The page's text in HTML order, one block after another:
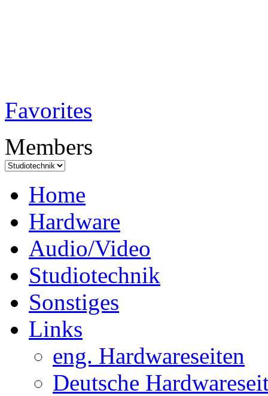
Favorites
Members
Home
Hardware
Audio/Video
Studiotechnik
Sonstiges
Links
eng. Hardwareseiten
Deutsche